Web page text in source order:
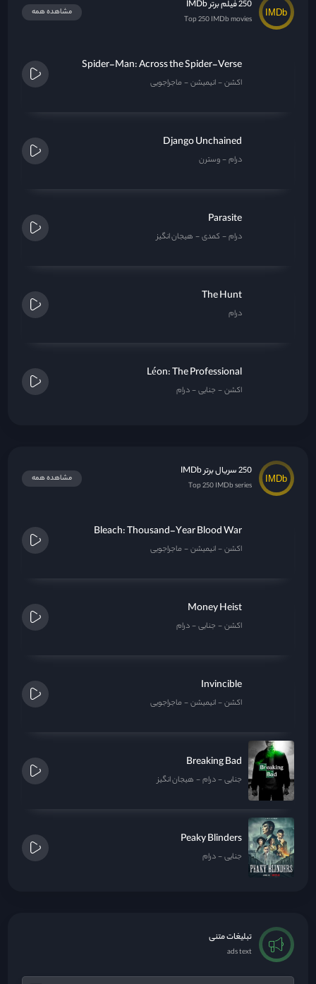
250 فیلم برتر IMDb
Top 250 IMDb movies
مشاهده همه
Spider-Man: Across the Spider-Verse
اکشن انیمیشن ماجراجویی
Django Unchained
درام وسترن
Parasite
درام کمدی هیجان انگیز
The Hunt
درام
Léon: The Professional
اکشن جنایی درام
250 سریال برتر IMDb
Top 250 IMDb series
مشاهده همه
Bleach: Thousand-Year Blood War
اکشن انیمیشن ماجراجویی
Money Heist
اکشن جنایی درام
Invincible
اکشن انیمیشن ماجراجویی
Breaking Bad
جنایی درام هیجان انگیز
Peaky Blinders
جنایی درام
تبلیغات متنی
ads text